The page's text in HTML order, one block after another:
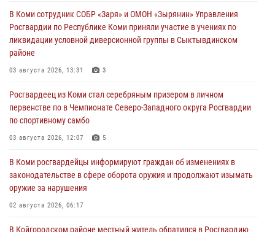
В Коми сотрудник СОБР «Заря» и ОМОН «Зырянин» Управления
Росгвардии по Республике Коми приняли участие в учениях по
ликвидации условной диверсионной группы в Сыктывдинском
районе
03 августа 2026, 13:31 3
Росгвардеец из Коми стал серебряным призером в личном
первенстве по в Чемпионате Северо-Западного округа Росгвардии
по спортивному самбо
03 августа 2026, 12:07 5
В Коми росгвардейцы информируют граждан об изменениях в
законодательстве в сфере оборота оружия и продолжают изымать
оружие за нарушения
02 августа 2026, 06:17
В Койгородском районе местный житель обратился в Росгвардию